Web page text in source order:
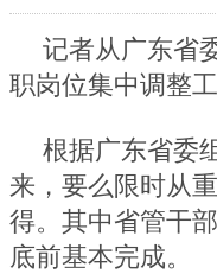
记者从广东省
职岗位集中调整
根据广东省委
来，要么限时从
得。其中省管干
底前基本完成。